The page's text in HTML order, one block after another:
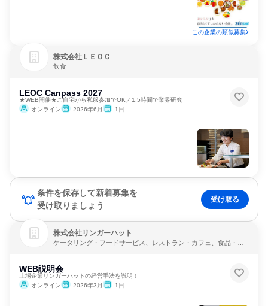
この企業の類似募集
株式会社ＬＥＯＣ
飲食
LEOC Canpass 2027
★WEB開催★ご自宅から私服参加でOK／1.5時間で業界研究
オンライン
2026年6月 1日
条件を保存して新着募集を
受け取りましょう
受け取る
株式会社リンガーハット
ケータリング・フードサービス、レストラン・カフェ、食品・飲
WEB説明会
上場企業リンガーハットの経営手法を説明！
オンライン
2026年3月 1日